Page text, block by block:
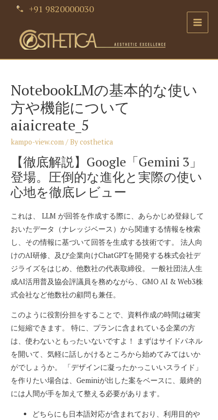
content
+91 9820000030
Main
NotebookLMの基本的な使い
方や機能について
aiaicreate_5
kampo-view.com / Bycosthetica
【徹底解説】Google「Gemini 3」
登場。圧倒的な進化と実際の使い
心地を徹底レビュー
これは、 LLM が回答を作成する際に、あらかじめ登録して
おいたデータ（ナレッジベース）から関連する情報を検索
し、その情報に基づいて回答を生成する技術です。 法⼈向
けのAI研修、及び企業向けChatGPTを開発する株式会社デ
ジライズをはじめ、他数社の代表取締役。 一般社団法人生
成AI活用普及協会評議員を務めながら、GMO AI & Web3株
式会社など他数社の顧問も兼任。
このように役割分担をすることで、資料作成の時間は確実
に短縮できます。 特に、プランに含まれている企業の方
は、使わないともったいないですよ！ まずはサイドパネル
を開いて、気軽に話しかけるところから始めてみてはいか
がでしょうか。 「デザインに凝ったかっこいいスライド」
を作りたい場合は、Geminiが出した案をベースに、最終的
には人間が手を加えて整える必要があります。
どちらにも日本語対応が含まれており、利用目的や